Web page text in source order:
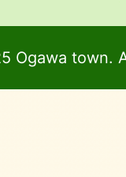
Ogawa town.